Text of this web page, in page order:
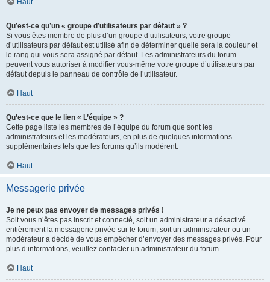
Haut
Qu’est-ce qu’un « groupe d’utilisateurs par défaut » ?
Si vous êtes membre de plus d’un groupe d’utilisateurs, votre groupe
d’utilisateurs par défaut est utilisé afin de déterminer quelle sera la couleur et
le rang qui vous sera assigné par défaut. Les administrateurs du forum
peuvent vous autoriser à modifier vous-même votre groupe d’utilisateurs par
défaut depuis le panneau de contrôle de l’utilisateur.
Haut
Qu’est-ce que le lien « L’équipe » ?
Cette page liste les membres de l’équipe du forum que sont les
administrateurs et les modérateurs, en plus de quelques informations
supplémentaires tels que les forums qu’ils modèrent.
Haut
Messagerie privée
Je ne peux pas envoyer de messages privés !
Soit vous n’êtes pas inscrit et connecté, soit un administrateur a désactivé
entièrement la messagerie privée sur le forum, soit un administrateur ou un
modérateur a décidé de vous empêcher d’envoyer des messages privés. Pour
plus d’informations, veuillez contacter un administrateur du forum.
Haut